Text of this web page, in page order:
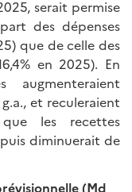
serait permise
des dépenses
que de celle des
en 2025). En
augmenteraient
et reculeraient
les recettes
diminuerait de
(Md